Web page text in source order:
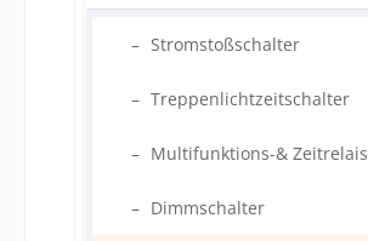
Stromstoßschalter
Treppenlichtzeitschalter
Multifunktions-& Zeitrelais
Dimmschalter